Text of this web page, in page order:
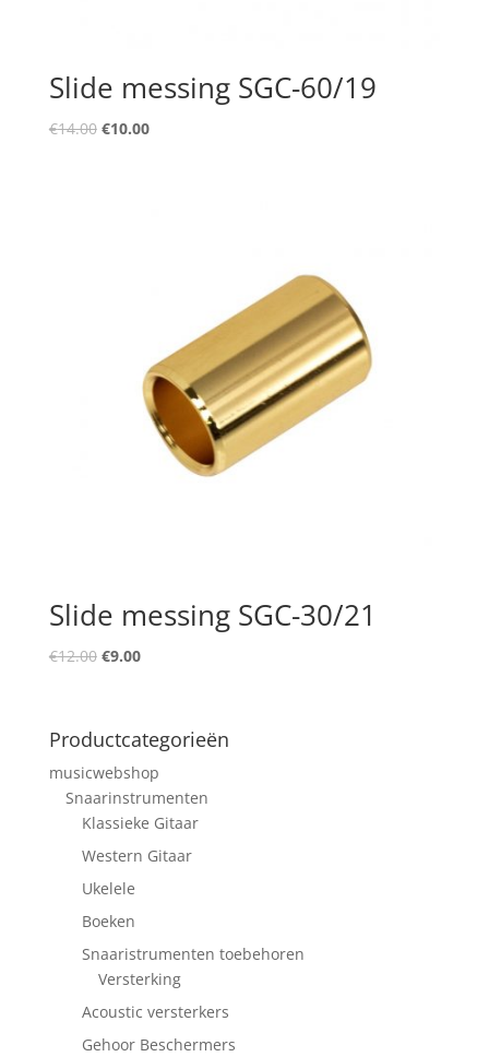
Slide messing SGC-60/19
€14.00 Oorspronkelijke
€10.00Huidige
Slide messing SGC-30/21
€12.00 Oorspronkelijke
€12.00.
€9.00Huidige
€9.00.
Productcategorieën
musicwebshop
Snaarinstrumenten
Klassieke Gitaar
Western Gitaar
Ukelele
Boeken
Snaaristrumenten toebehoren
Versterking
Acoustic versterkers
Gehoor Beschermers